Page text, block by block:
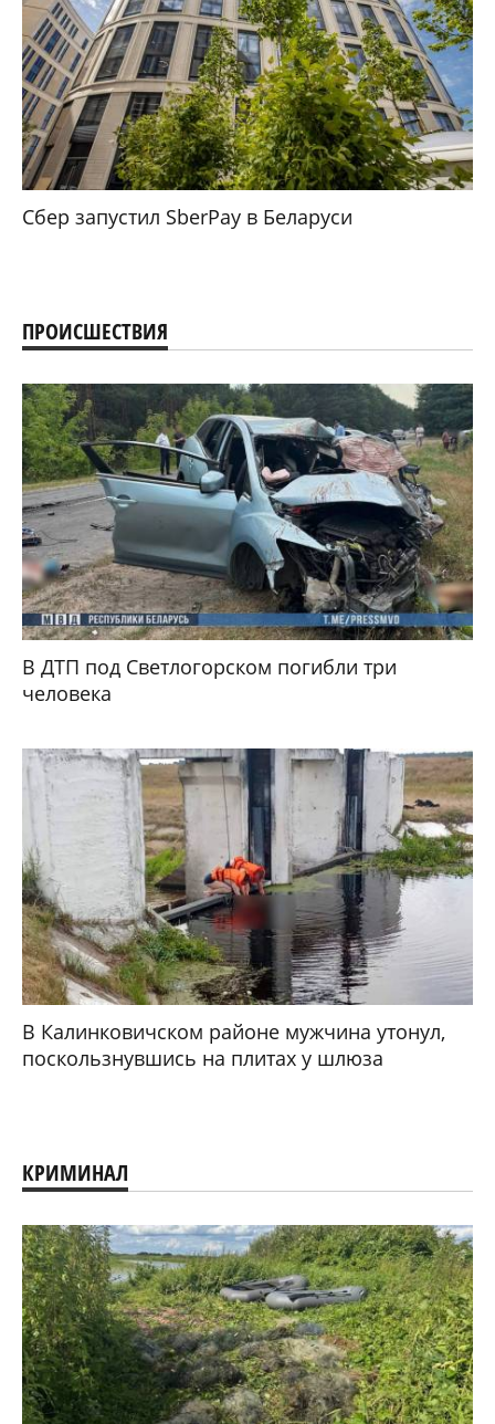
Сбер запустил SberPay в Беларуси
ПРОИСШЕСТВИЯ
В ДТП под Светлогорском погибли три
человека
В Калинковичском районе мужчина утонул,
поскользнувшись на плитах у шлюза
КРИМИНАЛ